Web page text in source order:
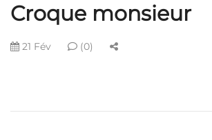
Croque monsieur
21 Fév (0)